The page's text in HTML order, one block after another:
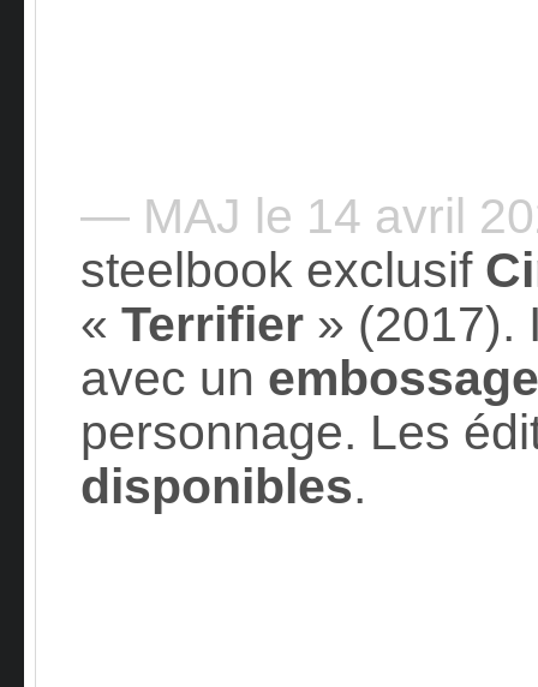
— MAJ le 14 avril
steelbook exclusif
«Terrifier » (2017).
avec un
personnage. Les
disponibles.